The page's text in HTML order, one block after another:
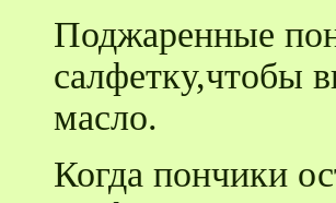
Поджаренные
салфетку,чтобы
масло.
Когда пончики